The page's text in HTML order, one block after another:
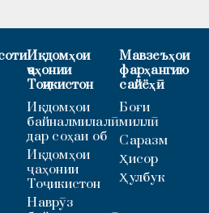
Иқдомҳои
ҷаҳонии
Тоҷикистон
Иқдомҳои
байналмилалӣ
дар соҳаи об
Иқдомҳои
ҷаҳонии
Тоҷикистон
Наврӯз
Мавзеъҳои
фарҳангию
сайёҳӣ
Боғи
миллӣ
Саразм
Ҳисор
Ҳулбук